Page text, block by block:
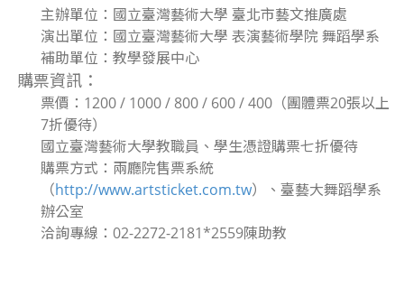
主辦單位：國立臺灣藝術大學 臺北市藝文推廣處
演出單位：國立臺灣藝術大學 表演藝術學院 舞蹈學系
補助單位：教學發展中心
購票資訊：
票價：1200 / 1000 / 800 / 600 / 400（團體票20張以上
7折優待）
國立臺灣藝術大學教職員、學生憑證購票七折優待
購票方式：兩廳院售票系統
（http://www.artsticket.com.tw）、臺藝大舞蹈學系
辦公室
洽詢專線：02-2272-2181*2559陳助教